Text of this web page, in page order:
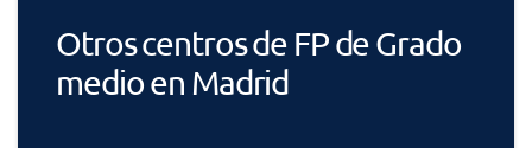
Otros centros de FP de Grado
medio en Madrid